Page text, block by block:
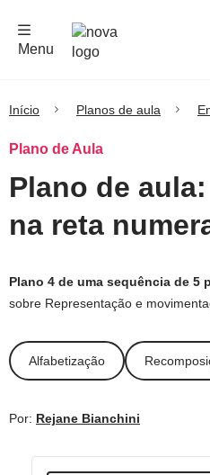
Menu
Início Planos de aula
Plano de Aula
Plano de
na reta
Plano 4 de uma sequência de 5
sobre Representação e
Alfabetização
Por: Rejane Bianchini